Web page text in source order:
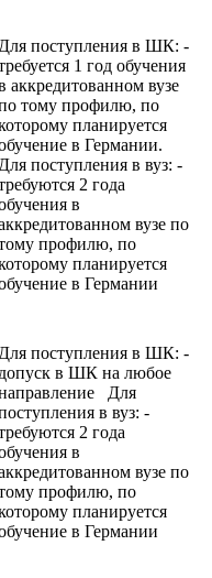
поступления в ШК: -
1 год обучения
аккредитованном вузе
тому профилю, по
планируется
в Германии.
поступления в вуз: -
2 года
в
вузе по
профилю, по
планируется
в Германии
поступления в ШК: -
в ШК на любое
Для
в вуз: -
2 года
в
вузе по
профилю, по
планируется
в Германии